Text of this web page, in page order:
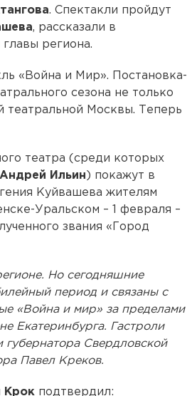
. Спектакли пройдут
, рассказали в
региона.
«Война и Мир». Постановка-
сезона не только
театральной Москвы. Теперь
театра (среди которых
Андрей Ильин ) покажут в
Куйвашева жителям
Уральском – 1 февраля –
звания «Город
Но сегодняшние
период и связаны с
«Война и мир» за пределами
Екатеринбурга. Гастроли
Свердловской
Павел Креков.
Крок подтвердил: